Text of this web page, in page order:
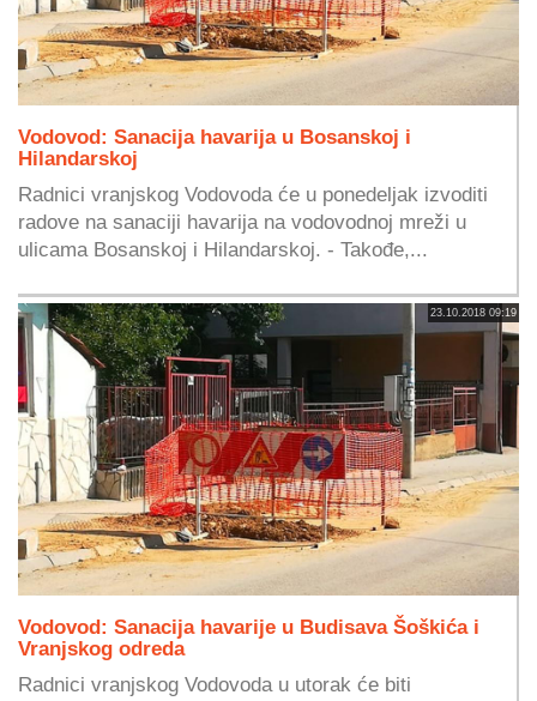
Vodovod: Sanacija havarija u Bosanskoj i
Hilandarskoj
Radnici vranjskog Vodovoda će u ponedeljak izvoditi
radove na sanaciji havarija na vodovodnoj mreži u
ulicama Bosanskoj i Hilandarskoj. - Takođe,...
23.10.2018 09:19
Vodovod: Sanacija havarije u Budisava Šoškića i
Vranjskog odreda
Radnici vranjskog Vodovoda u utorak će biti